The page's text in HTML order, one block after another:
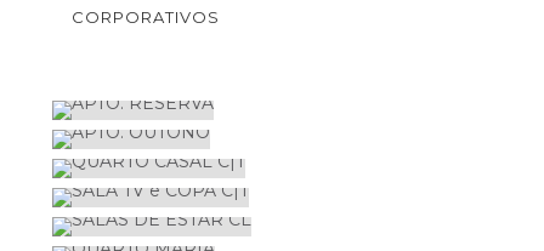
CORPORATIVOS
SALA TV E COPA C|T
RESIDENCIAIS
SALAS DE ESTAR CL
RESIDENCIAIS
QUARTO MARIA
RESIDENCIAIS
HOME OFFICE CL
APARTAMENTO F|G